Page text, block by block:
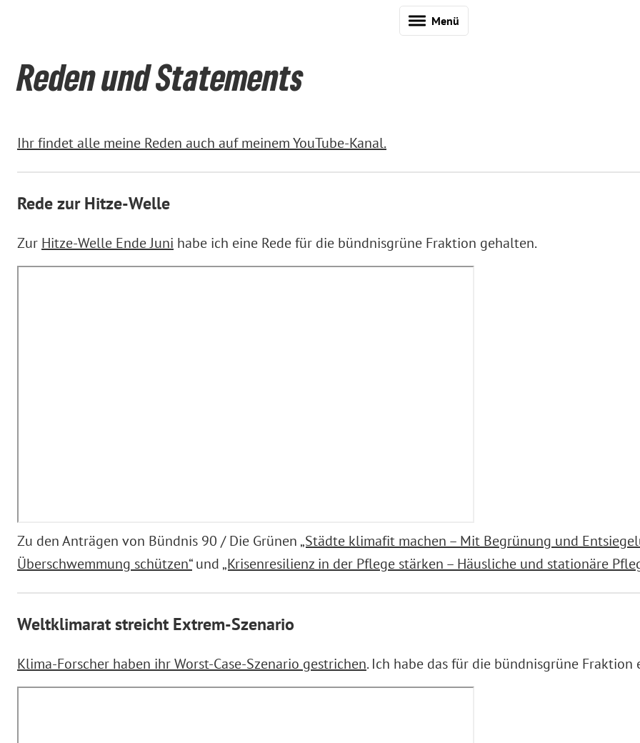
Menü
Reden und Statements
Ihr findet alle meine Reden auch auf meinem YouTube-Kanal.
Rede zur Hitze-Welle
Zur Hitze-Welle Ende Juni habe ich eine Rede für die bündnisgrüne Fraktion gehalten.
Zu den Anträgen von Bündnis 90 / Die Grünen „Städte klimafit machen – Mit Begrünung und
Überschwemmung schützen“und „Krisenresilienz in der Pflege stärken – Häusliche und stationäre
Weltklimarat streicht Extrem-Szenario
Klima-Forscher haben ihr Worst-Case-Szenario gestrichen. Ich habe das für die bündnisgrüne Fraktion